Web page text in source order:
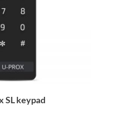
SL keypad